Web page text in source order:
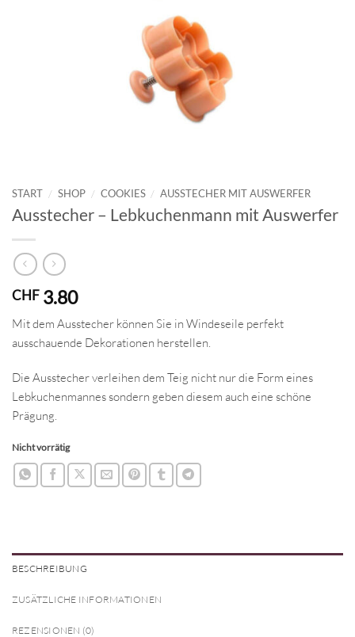
START / SHOP / COOKIES / AUSSTECHER MIT AUSWERFER
Ausstecher – Lebkuchenmann mit Auswerfer
CHF 3.80
Mit dem Ausstecher können Sie in Windeseile perfekt
ausschauende Dekorationen herstellen.
Die Ausstecher verleihen dem Teig nicht nur die Form eines
Lebkuchenmannes sondern geben diesem auch eine schöne
Prägung.
Nicht vorrätig
BESCHREIBUNG
ZUSÄTZLICHE INFORMATIONEN
REZENSIONEN (0)